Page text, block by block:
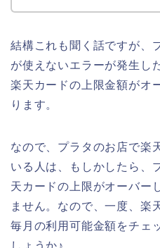
結構これも聞く話ですが、
が使えないエラーが発生し
楽天カードの上限金額がオ
ります。
なので、プラタのお店で楽
いる人は、もしかしたら、
天カードの上限がオーバー
ません。なので、一度、楽
毎月の利用可能金額をチェ
しょうか♪